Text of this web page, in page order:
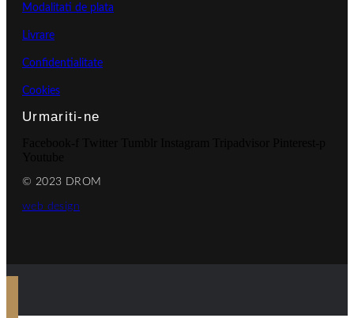
Modalitati de plata
Livrare
Confidentialitate
Cookies
Urmariti-ne
© 2023 DROM
web design